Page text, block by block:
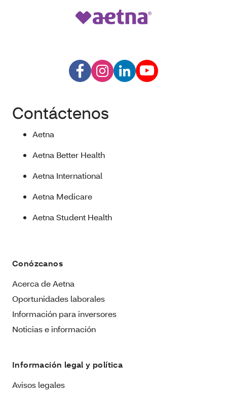
Contáctenos
Aetna
Aetna Better Health
Aetna International
Aetna Medicare
Aetna Student Health
Conózcanos
Acerca de Aetna
Oportunidades laborales
Información para inversores
Noticias e información
Información legal y política
Avisos legales